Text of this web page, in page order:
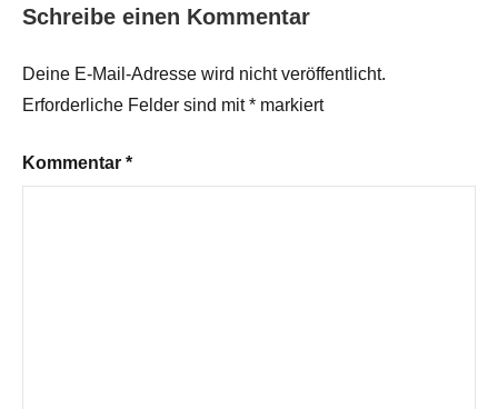
Schreibe einen Kommentar
Deine E-Mail-Adresse wird nicht veröffentlicht.
Erforderliche Felder sind mit* markiert
Kommentar *